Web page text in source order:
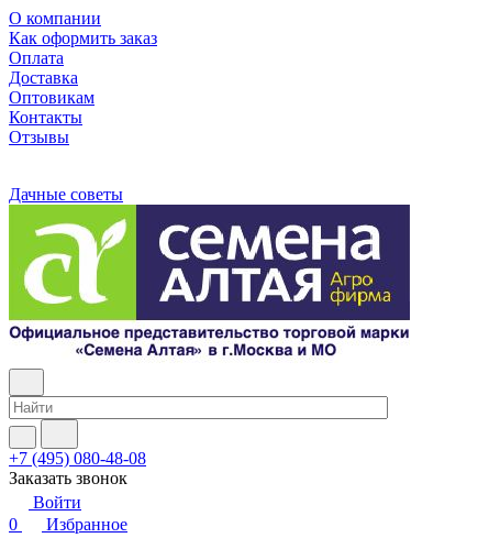
О компании
Как оформить заказ
Оплата
Доставка
Оптовикам
Контакты
Отзывы
Дачные советы
+7 (495) 080-48-08
Заказать звонок
Войти
0
Избранное